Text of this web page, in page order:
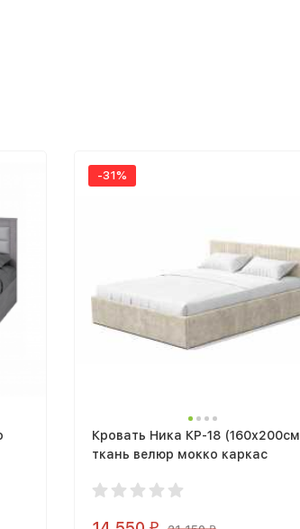
-31%
Кровать Ника КР-18
ткань велюр мокко каркас